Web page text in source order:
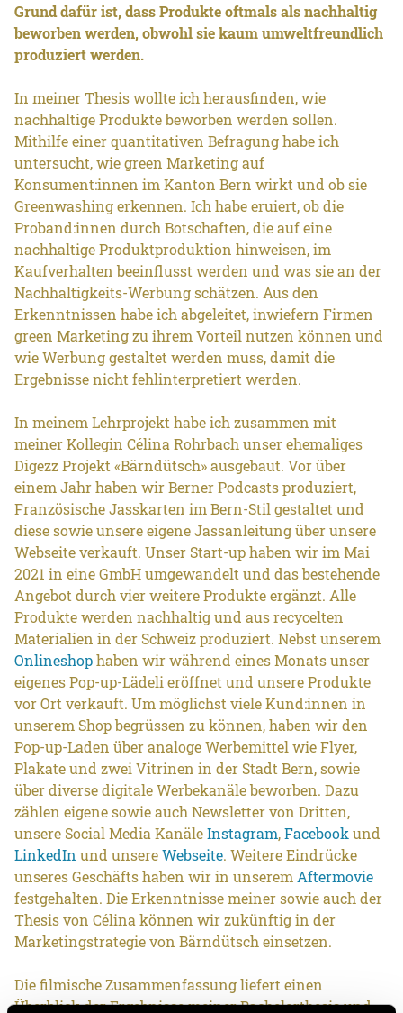
Grund dafür ist, dass Produkte oftmals als nachhaltig
beworben werden, obwohl sie kaum umweltfreundlich
produziert werden.
In meiner Thesis wollte ich herausfinden, wie
nachhaltige Produkte beworben werden sollen.
Mithilfe einer quantitativen Befragung habe ich
untersucht, wie green Marketing auf
Konsument:innen im Kanton Bern wirkt und ob sie
Greenwashing erkennen. Ich habe eruiert, ob die
Proband:innen durch Botschaften, die auf eine
nachhaltige Produktproduktion hinweisen, im
Kaufverhalten beeinflusst werden und was sie an der
Nachhaltigkeits-Werbung schätzen. Aus den
Erkenntnissen habe ich abgeleitet, inwiefern Firmen
green Marketing zu ihrem Vorteil nutzen können und
wie Werbung gestaltet werden muss, damit die
Ergebnisse nicht fehlinterpretiert werden.
In meinem Lehrprojekt habe ich zusammen mit
meiner Kollegin Célina Rohrbach unser ehemaliges
Digezz Projekt «Bärndütsch» ausgebaut. Vor über
einem Jahr haben wir Berner Podcasts produziert,
Französische Jasskarten im Bern-Stil gestaltet und
diese sowie unsere eigene Jassanleitung über unsere
Webseite verkauft. Unser Start-up haben wir im Mai
2021 in eine GmbH umgewandelt und das bestehende
Angebot durch vier weitere Produkte ergänzt. Alle
Produkte werden nachhaltig und aus recycelten
Materialien in der Schweiz produziert. Nebst unserem
Onlineshophaben wir während eines Monats unser
eigenes Pop-up-Lädeli eröffnet und unsere Produkte
vor Ort verkauft. Um möglichst viele Kund:innen in
unserem Shop begrüssen zu können, haben wir den
Pop-up-Laden über analoge Werbemittel wie Flyer,
Plakate und zwei Vitrinen in der Stadt Bern, sowie
über diverse digitale Werbekanäle beworben. Dazu
zählen eigene sowie auch Newsletter von Dritten,
unsere Social Media KanäleInstagram,Facebook und
LinkedIn und unsereWebseite. Weitere Eindrücke
unseres Geschäfts haben wir in unserem Aftermovie
festgehalten. Die Erkenntnisse meiner sowie auch der
Thesis von Célina können wir zukünftig in der
Marketingstrategie von Bärndütsch einsetzen.
Die filmische Zusammenfassung liefert einen
Überblick der Ergebnisse meiner Bachelorthesis und